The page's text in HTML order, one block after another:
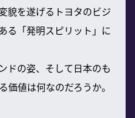
貌を遂げるトヨタのビジ
る「発明スピリット」に
ドの姿、そして日本のも
価値は何なのだろうか。